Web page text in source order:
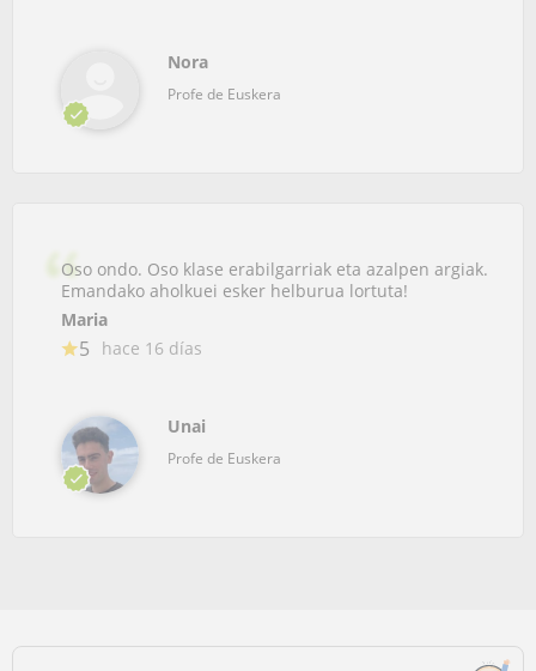
Nora
Profe de Euskera
Oso ondo. Oso klase erabilgarriak eta azalpen argiak.
Emandako aholkuei esker helburua lortuta!
Maria
5 hace 16 días
Unai
Profe de Euskera